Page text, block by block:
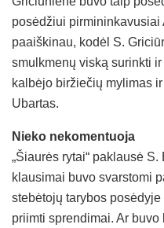
posėdžiui pirmininkavusiai
paaiškinau, kodėl S.
smulkmenų viską surinkti
kalbėjo biržiečių mylimas
Ubartas.
Nieko nekomentuoja
„Šiaurės rytai“ paklausė
klausimai buvo svarstomi
stebėtojų tarybos
priimti sprendimai. Ar